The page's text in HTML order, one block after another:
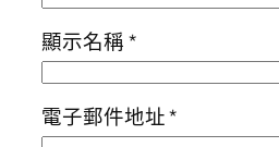
顯示名稱*
電子郵件地址*